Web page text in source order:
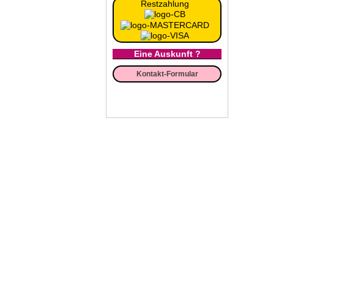
Restzahlung
Eine Auskunft ?
Kontakt-Formular